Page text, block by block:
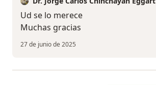
Ud se lo merece
Muchas gracias
27 de junio de 2025